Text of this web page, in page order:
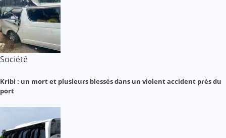
Société
Kribi : un mort et plusieurs blessés dans un violent accident près du
port